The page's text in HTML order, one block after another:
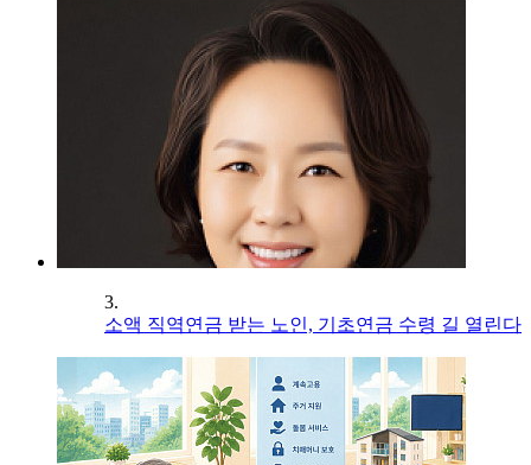
3.
소액 직역연금 받는 노인, 기초연금 수령 길 열린다